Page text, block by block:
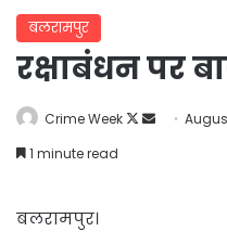
बलरामपुर
रक्षाबंधन पर
Crime Week
Follow
Send
1 minute read
बलरामपुर।